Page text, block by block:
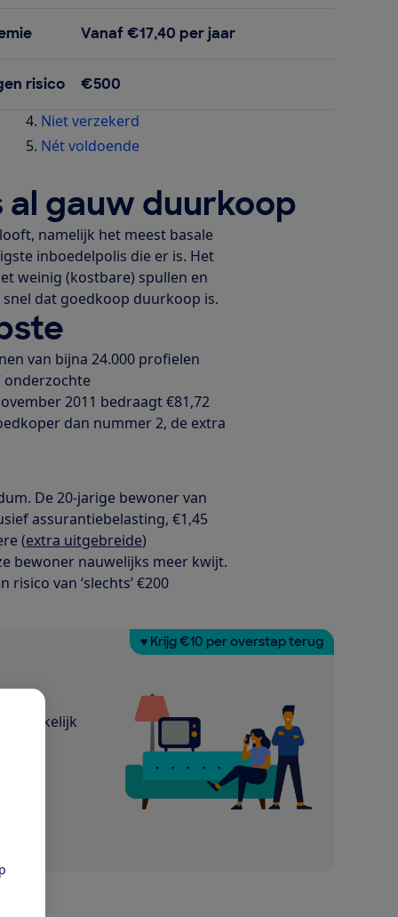
Vanaf €17,40 per jaar
risico €500
Niet verzekerd
Nét voldoende
al gauw duurkoop
namelijk het meest basale
inboedelpolis die er is. Het
weinig (kostbare) spullen en
dat goedkoop duurkoop is.
van bijna 24.000 profielen
onderzochte
2011 bedraagt €81,72
dan nummer 2, de extra
De 20-jarige bewoner van
assurantiebelasting, €1,45
(extra uitgebreide)
bewoner nauwelijks meer kwijt.
van ‘slechts’ €200
♥ Krijg €10 per overstap terug